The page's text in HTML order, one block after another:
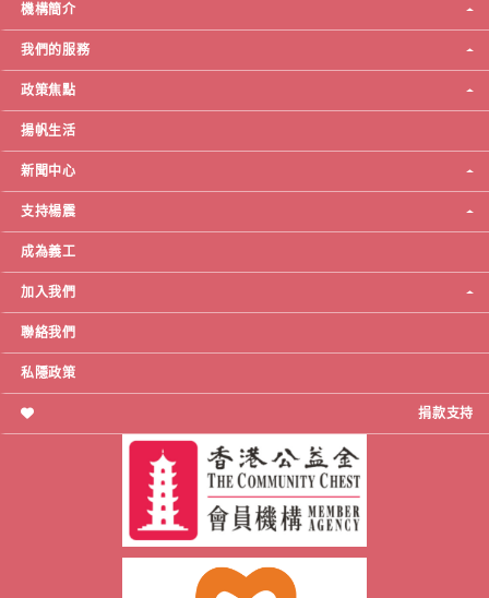
機構簡介
我們的服務
政策焦點
揚帆生活
新聞中心
支持楊震
成為義工
加入我們
聯絡我們
私隱政策
捐款支持